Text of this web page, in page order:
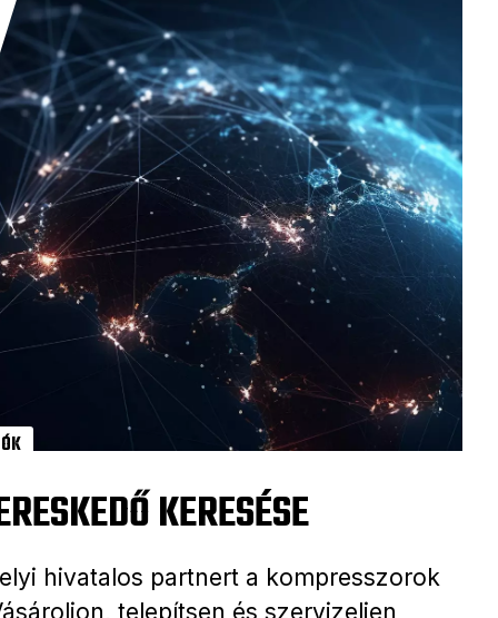
KERESÉSE
hivatalos partnert a kompresszorok
telepítsen és szervizeljen